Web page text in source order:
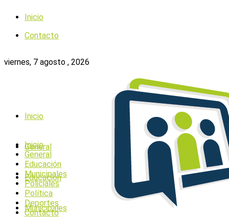
Inicio
Contacto
viernes, 7 agosto , 2026
Inicio
General
Educación
Municipales
Inicio
General
Educación
Municipales
Policiales
Política
Deportes
Contacto